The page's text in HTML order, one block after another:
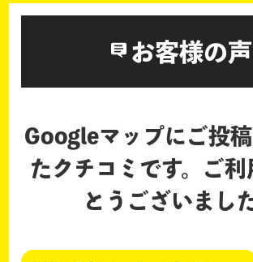
お客様の声
Googleマップにご投
たクチコミです。
ご利
とうございまし